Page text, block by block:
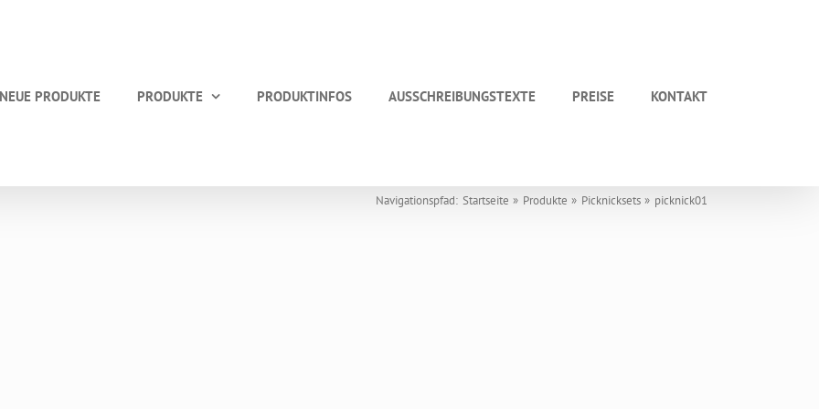
NEUE PRODUKTE PRODUKTE PRODUKTINFOS AUSSCHREIBUNGSTEXTE PREISE KONTAKT
Navigationspfad: Startseite Produkte Picknicksets picknick01